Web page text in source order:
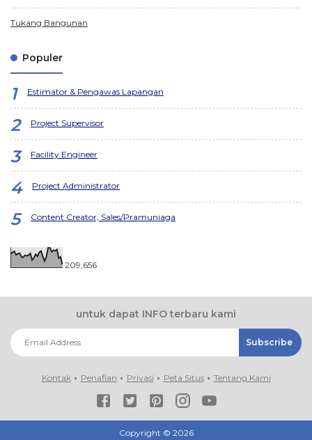
Tukang Bangunan
Populer
Estimator & Pengawas Lapangan
Project Supervisor
Facility Engineer
Project Administrator
Content Creator, Sales/Pramuniaga
209,656
untuk dapat INFO terbaru kami
Kontak Penafian Privasi Peta Situs Tentang Kami
Copyright © 2026